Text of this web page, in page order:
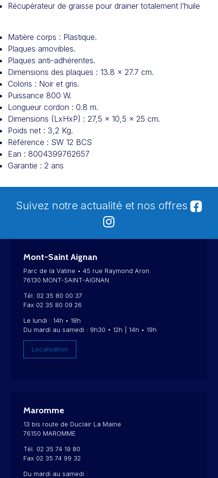
Récupérateur de graisse pour drainer totalement l’huile
Matière corps : Plastique.
Plaques amovibles.
Plaques anti-adhérentes.
Dimensions des plaques : 13.8 x 27.7 cm.
Coloris : Noir et gris.
Puissance 800 W.
Longueur cordon : 0.8 m.
Dimensions (LxHxP) : 27,5 x 10,5 x 25 cm.
Poids net : 3,2 Kg.
Référence : SW 12 BCS
Ean : 8004399762657
Garantie : 2 ans
Suivez notre actualité et nos offres
Mont-Saint Aignan
Parc de la Vatine • 45 rue Raymond Aron
76130 MONT-SAINT-AIGNAN
Tél. 02 35 80 00 37
Fax 02 35 80 09 26
Le lundi : 14h • 18h
Du mardi au samedi : 9h30 • 12h | 14h • 19h
Localisation
Maromme
13 bis route de Duclair La Maine
76150 MAROMME
Tél. 02 35 74 19 80
Fax 02 35 74 99 32
Du mardi au samedi :